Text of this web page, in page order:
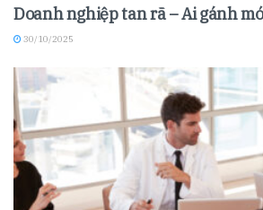
Doanh nghiệp tan rã – Ai gánh
30/10/2025